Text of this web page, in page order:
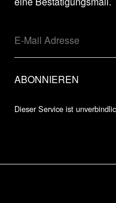
Dieser Service ist